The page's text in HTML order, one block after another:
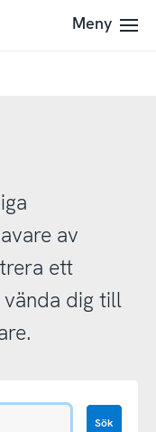
Meny
av
ett
vända dig till
Sök